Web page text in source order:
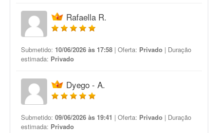
Rafaella R.
Submetido: 10/06/2026 às 17:58 | Oferta: Privado | Duração
estimada: Privado
Dyego - A.
Submetido: 09/06/2026 às 19:41 | Oferta: Privado | Duração
estimada: Privado